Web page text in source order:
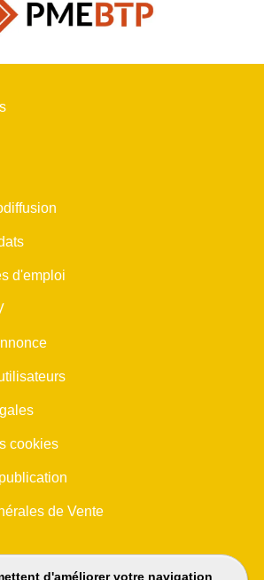
d'améliorer votre navigation
d'emploi
cookies
de Vente